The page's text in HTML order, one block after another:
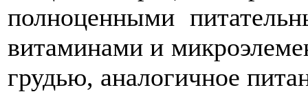
полноценными
витаминами и
грудью, аналогичное